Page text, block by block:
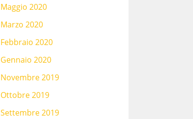
Maggio 2020
Marzo 2020
Febbraio 2020
Gennaio 2020
Novembre 2019
Ottobre 2019
Settembre 2019